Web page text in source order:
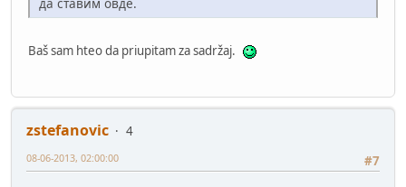
да ставим овде.
Baš sam hteo da priupitam za sadržaj.
zstefanovic
4
#7
08-06-2013, 02:00:00